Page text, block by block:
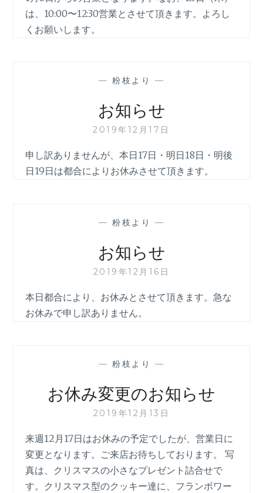
つ
い
は、10:00〜12:30営業とさせて頂きます。よろし
くお願いします。
— 粉枝より —
お知らせ
2019年12月17日
申し訳ありませんが、本日17日・明日18日・明後
日19日は都合によりお休みさせて頂きます。
— 粉枝より —
お知らせ
2019年12月16日
本日都合により、お休みとさせて頂きます。急な
お休みで申し訳ありません。
— 粉枝より —
お休み変更のお知らせ
2019年12月13日
来週12月17日はお休みの予定でしたが、営業日に
変更となります。ご来店お待ちしております。 写
真は、クリスマスの小さなプレゼント詰合せで
す。クリスマス型のクッキー達に、フランボワー